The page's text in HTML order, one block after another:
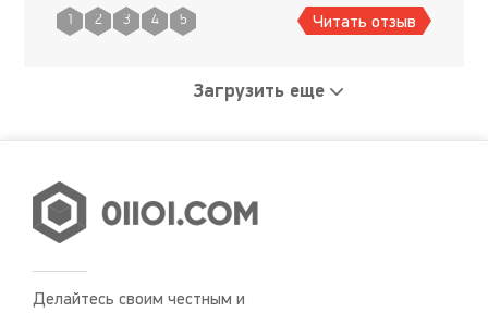
вернуть деньги... Так
1 2 3 4 5 Читать отзыв
Загрузить еще
Делайтесь своим честным и